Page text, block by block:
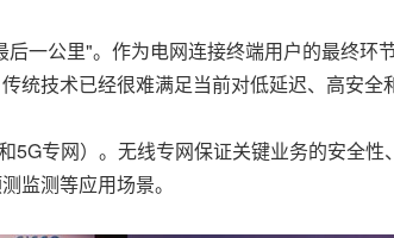
一公里"。作为电网连接终端用户的最终
统技术已经很难满足当前对低延迟、高安全
5G专网）。无线专网保证关键业务的安全
监测等应用场景。